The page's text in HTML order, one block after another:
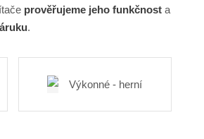
prověřujeme jeho funkčnost a
.
Výkonné - herní